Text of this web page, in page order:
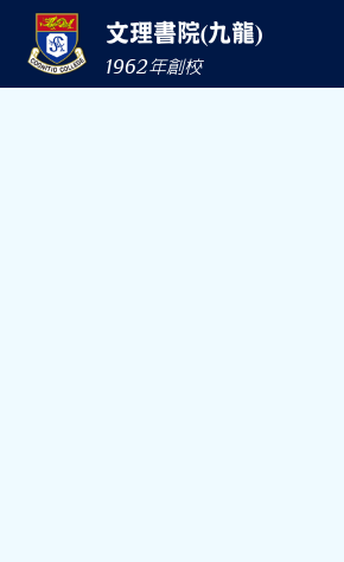
文理書院(九龍)
1962年創校